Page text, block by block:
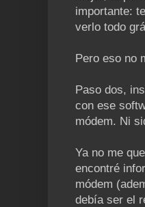
importante:
verlo todo
Pero eso no
Paso dos,
con ese
módem. Ni
Ya no me
encontré
módem
debía ser el